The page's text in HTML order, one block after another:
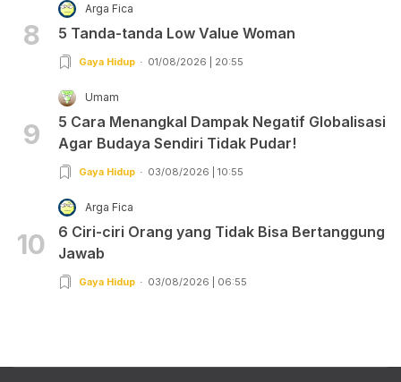
8
Arga Fica
5 Tanda-tanda Low Value Woman
Gaya Hidup 01/08/2026 | 20:55
9
Umam
5 Cara Menangkal Dampak Negatif Globalisasi
Agar Budaya Sendiri Tidak Pudar!
Gaya Hidup 03/08/2026 | 10:55
10
Arga Fica
6 Ciri-ciri Orang yang Tidak Bisa Bertanggung
Jawab
Gaya Hidup 03/08/2026 | 06:55